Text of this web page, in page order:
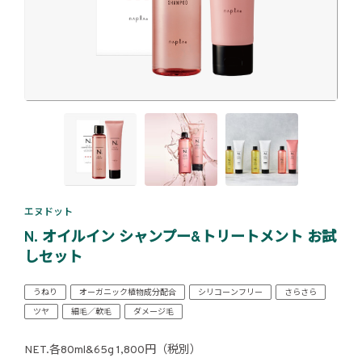
エヌドット
N. オイルイン シャンプー&トリートメント お試
しセット
うねり オーガニック植物成分配合 シリコーンフリー
さらさら
ツヤ
細毛／軟毛 ダメージ毛
NET.各80ml&65g 1,800円（税別）